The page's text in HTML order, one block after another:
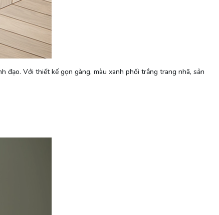
đạo. Với thiết kế gọn gàng, màu xanh phối trắng trang nhã, sản